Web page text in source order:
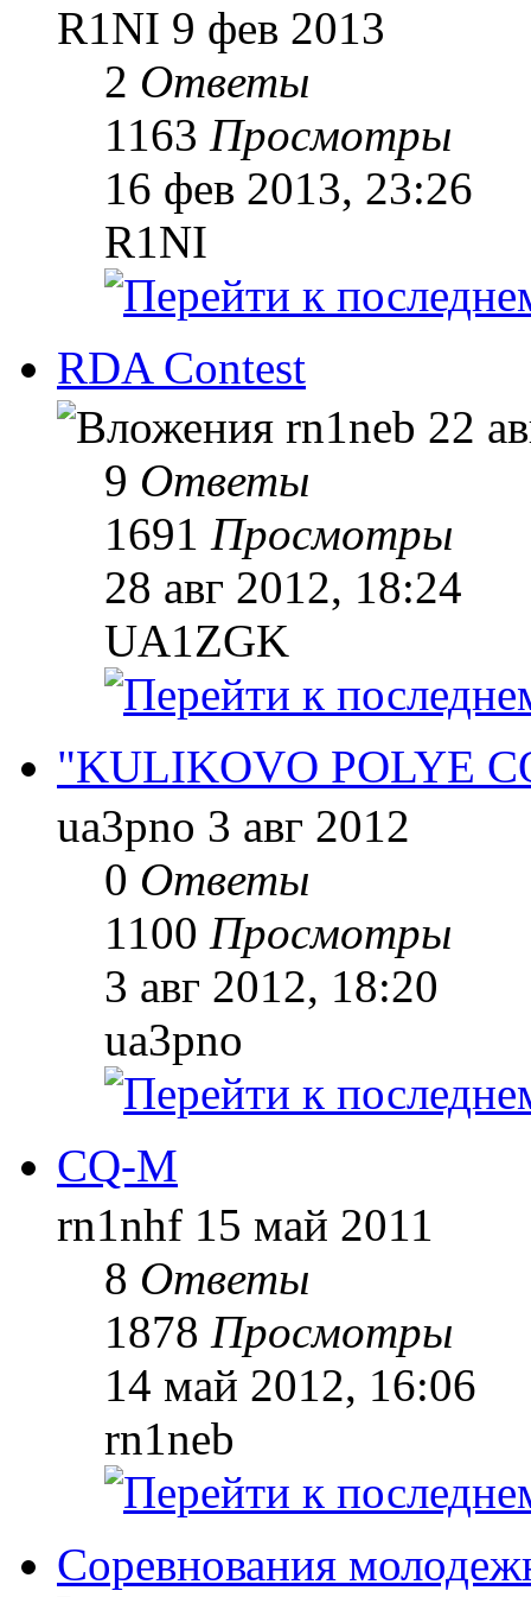
R1NI 9 фев 2013
2 Ответы
1163 Просмотры
16 фев 2013, 23:26
R1NI
RDA Contest
rn1neb 22
9 Ответы
1691 Просмотры
28 авг 2012, 18:24
UA1ZGK
"KULIKOVO POLYE
ua3pno 3 авг 2012
0 Ответы
1100 Просмотры
3 авг 2012, 18:20
ua3pno
CQ-M
rn1nhf 15 май 2011
8 Ответы
1878 Просмотры
14 май 2012, 16:06
rn1neb
Соревнования